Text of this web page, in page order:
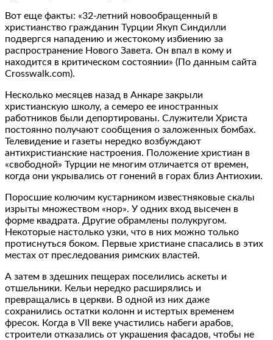
Вот еще факты: «32-летний новообращенный в
христианство гражданин Турции Якуп Синдилли
подвергся нападению и жестокому избиению за
распространение Нового Завета. Он впал в кому и
находится в критическом состоянии» (По данным сайта
Crosswalk.com).
Несколько месяцев назад в Анкаре закрыли
христианскую школу, а семеро ее иностранных
работников были депортированы. Служители Христа
постоянно получают сообщения о заложенных бомбах.
Телевидение и газеты нередко возбуждают
антихристианские настроения. Положение христиан в
«свободной» Турции не многим отличается от времен,
когда они укрывались от гонений в горах близ Антиохии.
Поросшие колючим кустарником известняковые скалы
изрыты множеством «нор». У одних вход высечен в
форме квадрата. Другие обрамлены полукругом.
Некоторые настолько узки, что в них можно только
протиснуться боком. Первые христиане спасались в этих
местах от преследования римских властей.
А затем в здешних пещерах поселились аскеты и
отшельники. Кельи нередко расширялись и
превращались в церкви. В одной из них даже
сохранились остатки колонн и истертых временем
фресок. Когда в VII веке участились набеги арабов,
строители отказались от украшения фасадов, чтобы не